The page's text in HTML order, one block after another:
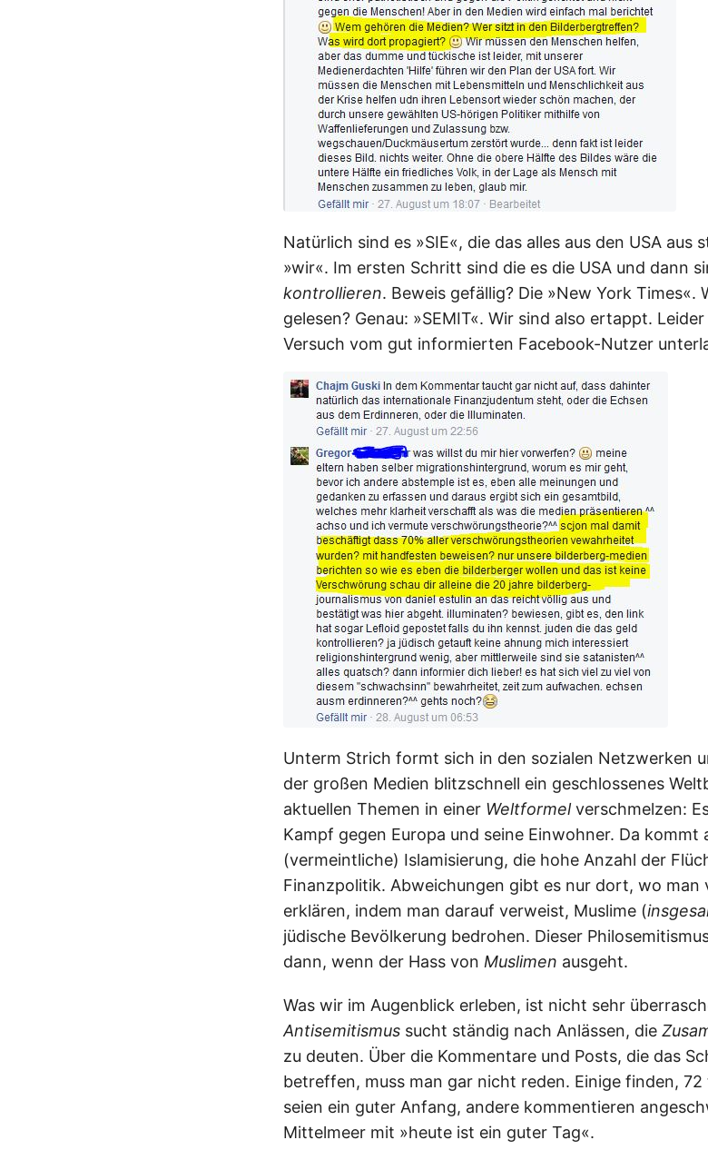
Natürlich sind es »SIE«, die das alles aus den USA aus
»wir«. Im ersten Schritt sind die es die USA und dann
kontrollieren. Beweis gefällig? Die »New York Times«.
gelesen? Genau: »SEMIT«. Wir sind also ertappt.
Versuch vom gut informierten Facebook-Nutzer
Unterm Strich formt sich in den sozialen Netzwerken
der großen Medien blitzschnell ein geschlossenes
aktuellen Themen in einer Weltformelverschmelzen:
Kampf gegen Europa und seine Einwohner. Da kommt
(vermeintliche) Islamisierung, die hohe Anzahl der
Finanzpolitik. Abweichungen gibt es nur dort, wo man
erklären, indem man darauf verweist, Muslime (
jüdische Bevölkerung bedrohen. Dieser
dann, wenn der Hass von Muslimen ausgeht.
Was wir im Augenblick erleben, ist nicht sehr
Antisemitismus sucht ständig nach Anlässen, die
zu deuten. Über die Kommentare und Posts, die das
betreffen, muss man gar nicht reden. Einige finden,
seien ein guter Anfang, andere kommentieren
Mittelmeer mit »heute ist ein guter Tag«.